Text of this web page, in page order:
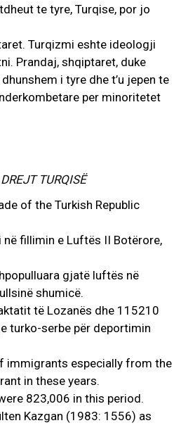
te tyre, Turqise, por jo
Turqizmi eshte ideologji
Prandaj, shqiptaret, duke
i tyre dhe t’u jepen te
per minoritetet
TURQISË
of the Turkish Republic
në fillimin e Luftës II Botërore,
gjatë luftës në
shumicë.
të Lozanës dhe 115210
turko-serbe për deportimin
immigrants especially from the
in these years.
823,006 in this period.
Kazgan (1983: 1556) as